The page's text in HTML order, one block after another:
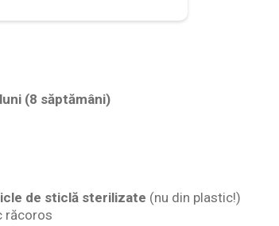
(8 săptămâni)
de sticlă sterilizate (nu din plastic!)
răcoros